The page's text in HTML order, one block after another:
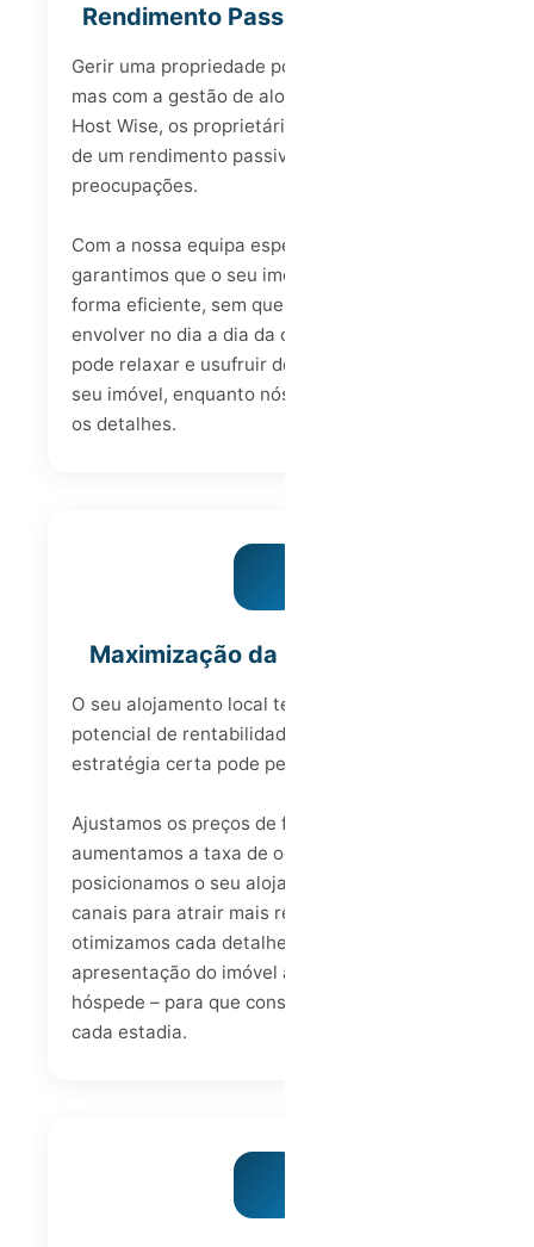
Rendimento Passivo e Tranquilo
Gerir uma propriedade pode ser exigente,
mas com a gestão de alojamento local da
Host Wise, os proprietários podem desfrutar
de um rendimento passivo e tranquilo sem
preocupações.
Com a nossa equipa especializada,
garantimos que o seu imóvel funciona de
forma eficiente, sem que precise de se
envolver no dia a dia da operação. Assim,
pode relaxar e usufruir dos rendimentos do
seu imóvel, enquanto nós cuidamos de todos
os detalhes.
Maximização da Rentabilidade
O seu alojamento local tem um enorme
potencial de rentabilidade, mas sem a
estratégia certa pode perder oportunidades.
Ajustamos os preços de forma inteligente,
aumentamos a taxa de ocupação e
posicionamos o seu alojamento nos melhores
canais para atrair mais reservas. Além disso,
otimizamos cada detalhe – desde a
apresentação do imóvel até à experiência do
hóspede – para que consiga mais lucro com
cada estadia.